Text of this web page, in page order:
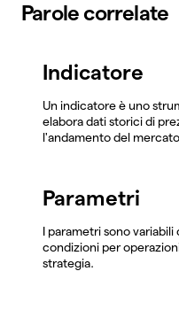
Parole correlate
Indicatore
Un indicatore è uno
elabora dati storici di
l'andamento del
Parametri
I parametri sono
condizioni per
strategia.